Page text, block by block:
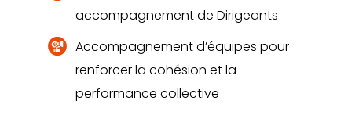
accompagnement de Dirigeants
Accompagnement d’équipes pour
renforcer la cohésion et la
performance collective